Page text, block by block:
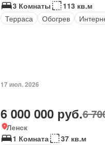
3 Комнаты
113 кв.м
Терраса
Обогрев
17 июл. 2026
6 000 000 руб.6
Ленск
1 Комната
37 кв.м